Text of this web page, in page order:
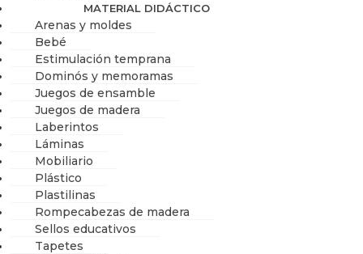
MATERIAL DIDÁCTICO
Arenas y moldes
Bebé
Estimulación temprana
Dominós y memoramas
Juegos de ensamble
Juegos de madera
Laberintos
Láminas
Mobiliario
Plástico
Plastilinas
Rompecabezas de madera
Sellos educativos
Tapetes